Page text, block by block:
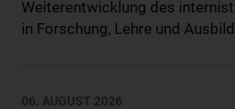
Weiterentwicklung des
in Forschung, Lehre und
06. AUGUST 2026